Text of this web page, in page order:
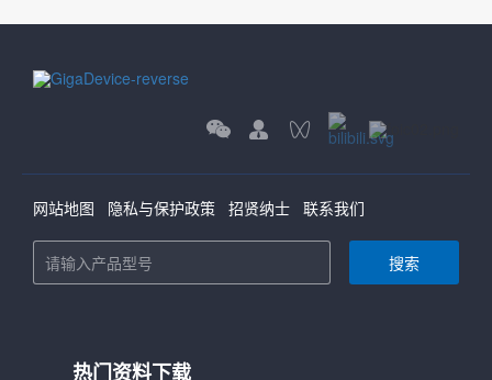
网站地图 隐私与保护政策 招贤纳士 联系我们
搜索
热门资料下载